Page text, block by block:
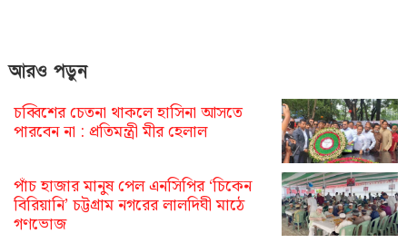
আরও পড়ুন
চব্বিশের চেতনা থাকলে হাসিনা আসতে
পারবেন না : প্রতিমন্ত্রী মীর হেলাল
পাঁচ হাজার মানুষ পেল এনসিপির ‘চিকেন
বিরিয়ানি’ চট্টগ্রাম নগরের লালদিঘী মাঠে
গণভোজ